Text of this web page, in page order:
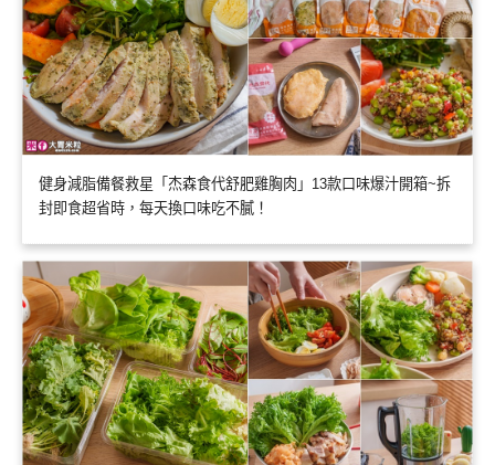
健身減脂備餐救星「杰森食代舒肥雞胸肉」13款口味爆汁開箱~拆
封即食超省時，每天換口味吃不膩！